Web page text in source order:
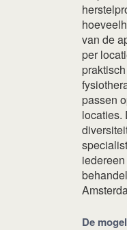
van de
per
passen
locaties.
De